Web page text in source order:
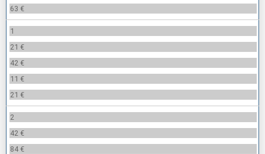
63 €
1
21 €
42 €
11 €
21 €
2
42 €
84 €